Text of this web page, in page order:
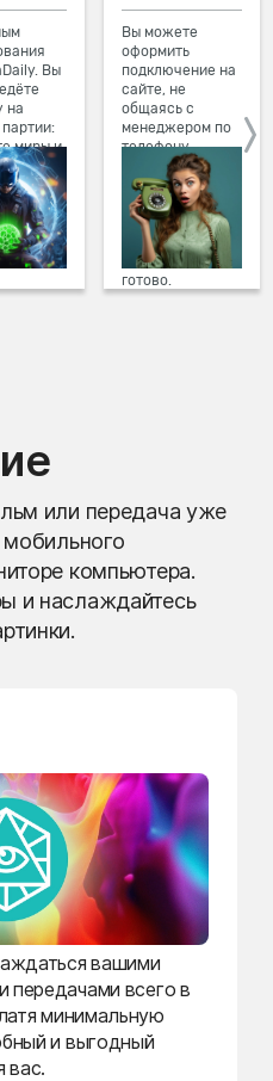
Вы
на
миры и
с
в
Вы можете
оформить
подключение на
сайте, не
общаясь с
менеджером по
телефону.
Просто в три
клика заполните
форму заявки на
сайте, выберите
дату и время
подключения,
готово.
или передача уже
мобильного
компьютера.
и наслаждайтесь
вашими
всего в
минимальную
и выгодный
вас.